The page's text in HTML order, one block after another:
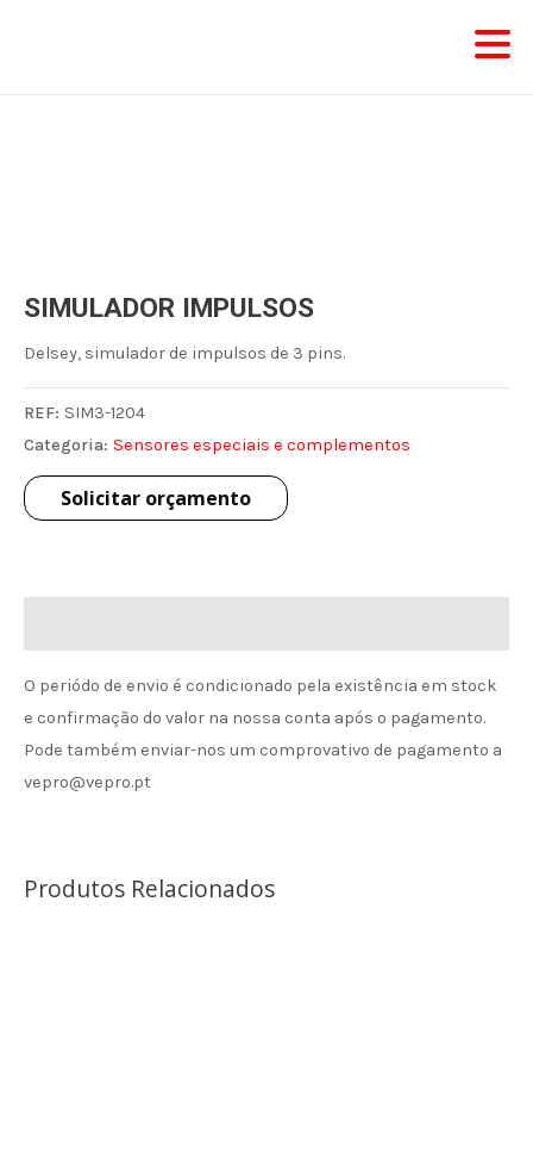
SIMULADOR IMPULSOS
Delsey, simulador de impulsos de 3 pins.
REF: SIM3-1204
Categoria: Sensores especiais e complementos
Solicitar orçamento
O periódo de envio é condicionado pela existência em stock
e confirmação do valor na nossa conta após o pagamento.
Pode também enviar-nos um comprovativo de pagamento a
vepro@vepro.pt
Produtos Relacionados